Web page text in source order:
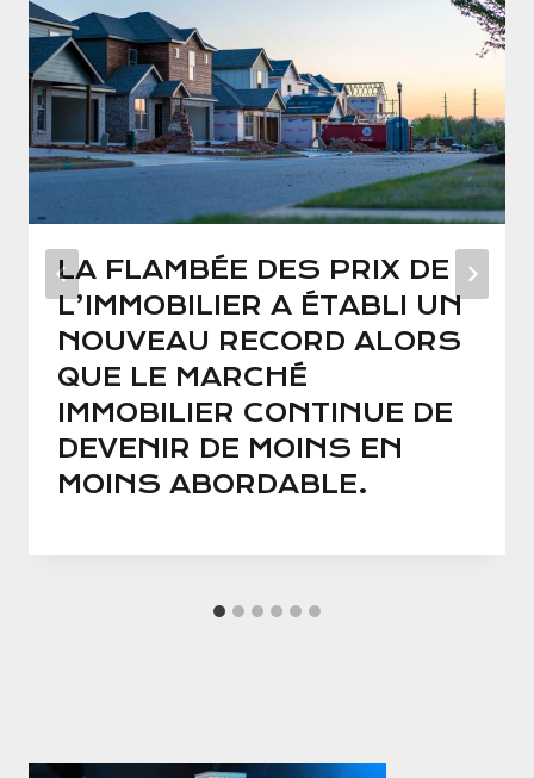
LA FLAMBÉE DES PRIX DE
L’IMMOBILIER A ÉTABLI UN
NOUVEAU RECORD ALORS
QUE LE MARCHÉ
IMMOBILIER CONTINUE DE
DEVENIR DE MOINS EN
MOINS ABORDABLE.